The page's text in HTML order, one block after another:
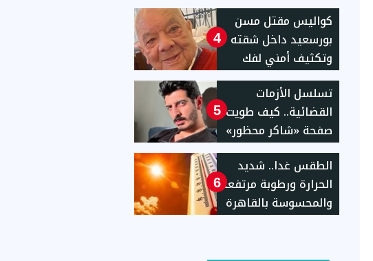
4
كواليس مقتل مسن
بورسعيد داخل شقته
وتكثيف أمني لفك
اللغز
5
تسلسل الأزمات
القضائية.. كيف طويت
صفحة «شاكر محظور»
بعد تنفيذ العقوبة؟
6
الطقس غدا.. شديد
الحرارة ورطوبة مرتفعة
والمحسوسة بالقاهرة
38 درجة